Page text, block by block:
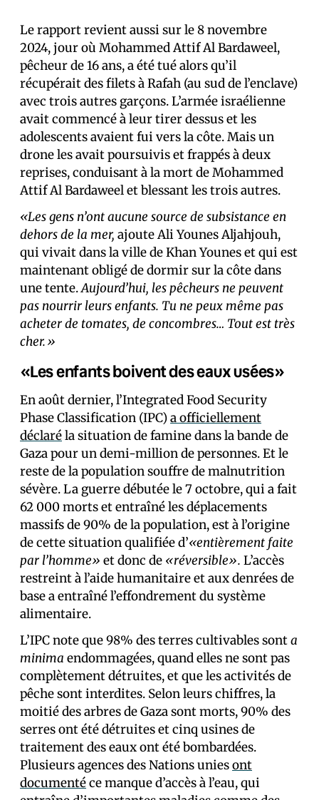
Le rapport revient aussi sur le 8 novembre
2024, jour où Mohammed Attif Al Bardaweel,
pêcheur de 16 ans, a été tué alors qu’il
récupérait des filets à Rafah (au sud de l’enclave)
avec trois autres garçons. L’armée israélienne
avait commencé à leur tirer dessus et les
adolescents avaient fui vers la côte. Mais un
drone les avait poursuivis et frappés à deux
reprises, conduisant à la mort de Mohammed
Attif Al Bardaweel et blessant les trois autres.
«Les gens n’ont aucune source de subsistance en
dehors de la mer, ajoute Ali Younes Aljahjouh,
qui vivait dans la ville de Khan Younes et qui est
maintenant obligé de dormir sur la côte dans
une tente.Aujourd’hui, les pêcheurs ne peuvent
pas nourrir leurs enfants. Tu ne peux même pas
acheter de tomates, de concombres… Tout est très
cher.»
«Les enfants boivent des eaux usées»
En août dernier, l’Integrated Food Security
Phase Classification (IPC)a officiellement
déclaréla situation de famine dans la bande de
Gaza pour un demi-million de personnes. Et le
reste de la population souffre de malnutrition
sévère. La guerre débutée le 7 octobre, qui a fait
62 000 morts et entraîné les déplacements
massifs de 90% de la population, est à l’origine
de cette situation qualifiée d’«entièrement faite
par l’homme» et donc de «réversible». L’accès
restreint à l’aide humanitaire et aux denrées de
base a entraîné l’effondrement du système
alimentaire.
L’IPC note que 98% des terres cultivables sonta
minima endommagées, quand elles ne sont pas
complètement détruites, et que les activités de
pêche sont interdites. Selon leurs chiffres, la
moitié des arbres de Gaza sont morts, 90% des
serres ont été détruites et cinq usines de
traitement des eaux ont été bombardées.
Plusieurs agences des Nations uniesont
documentéce manque d’accès à l’eau, qui